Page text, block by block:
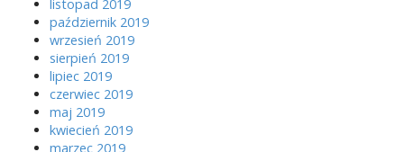
listopad 2019
październik 2019
wrzesień 2019
sierpień 2019
lipiec 2019
czerwiec 2019
maj 2019
kwiecień 2019
marzec 2019